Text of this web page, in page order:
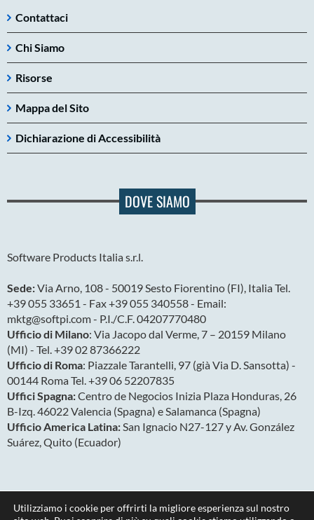
Contattaci
Chi Siamo
Risorse
Mappa del Sito
Dichiarazione di Accessibilità
DOVE SIAMO
Software Products Italia s.r.l.
Sede:Via Arno, 108 - 50019 Sesto Fiorentino (FI), Italia Tel.
+39 055 33651 - Fax +39 055 340558 - Email:
mktg@softpi.com - P.I./C.F. 04207770480
Ufficio di Milano: Via Jacopo dal Verme, 7 – 20159 Milano
(MI) - Tel. +39 02 87366222
Ufficio di Roma: Piazzale Tarantelli, 97 (già Via D. Sansotta) -
00144 Roma Tel. +39 06 52207835
Uffici Spagna:Centro de Negocios Inizia Plaza Honduras, 26
B-Izq. 46022 Valencia (Spagna) e Salamanca (Spagna)
Ufficio America Latina:San Ignacio N27-127 y Av. González
Suárez, Quito (Ecuador)
Utilizziamo i cookie per offrirti la migliore esperienza sul nostro